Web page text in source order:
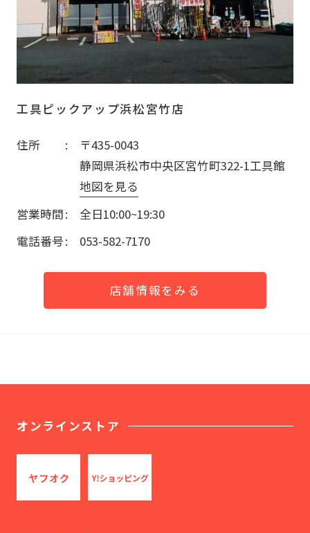
工具ピックアップ浜松宮竹店
住所
〒435-0043
静岡県浜松市中央区宮竹町322-1工具館
地図を見る
営業時間
全日10:00~19:30
電話番号
053-582-7170
店舗情報をみる
オンラインストア